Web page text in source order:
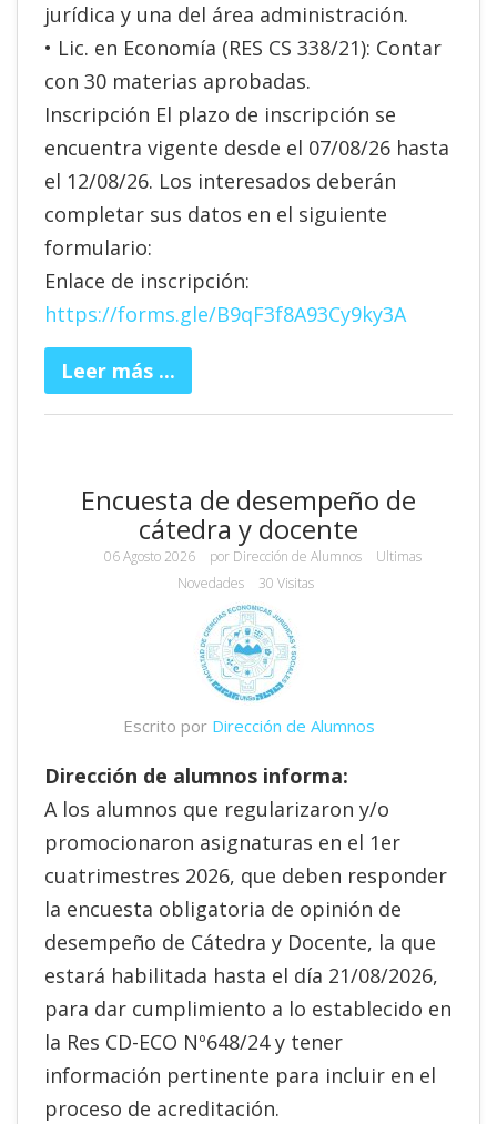
jurídica y una del área administración.
• Lic. en Economía (RES CS 338/21): Contar
con 30 materias aprobadas.
Inscripción El plazo de inscripción se
encuentra vigente desde el 07/08/26 hasta
el 12/08/26. Los interesados deberán
completar sus datos en el siguiente
formulario:
Enlace de inscripción:
https://forms.gle/B9qF3f8A93Cy9ky3A
Leer más ...
Encuesta de desempeño de
cátedra y docente
06 Agosto 2026 por Dirección de Alumnos
Ultimas
Novedades
30 Visitas
Escrito por Dirección de Alumnos
Dirección de alumnos informa:
A los alumnos que regularizaron y/o
promocionaron asignaturas en el 1er
cuatrimestres 2026, que deben responder
la encuesta obligatoria de opinión de
desempeño de Cátedra y Docente, la que
estará habilitada hasta el día 21/08/2026,
para dar cumplimiento a lo establecido en
la Res CD-ECO Nº648/24 y tener
información pertinente para incluir en el
proceso de acreditación.